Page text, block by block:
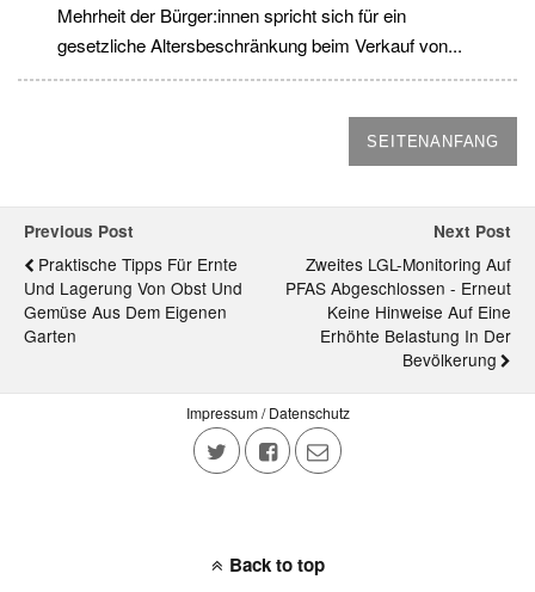
Mehrheit der Bürger:innen spricht sich für ein
gesetzliche Altersbeschränkung beim Verkauf von...
SEITENANFANG
Previous Post
Praktische Tipps Für Ernte
Und Lagerung Von Obst Und
Gemüse Aus Dem Eigenen
Garten
Next Post
Zweites LGL-Monitoring Auf
PFAS Abgeschlossen - Erneut
Keine Hinweise Auf Eine
Erhöhte Belastung In Der
Bevölkerung
Impressum / Datenschutz
Back to top